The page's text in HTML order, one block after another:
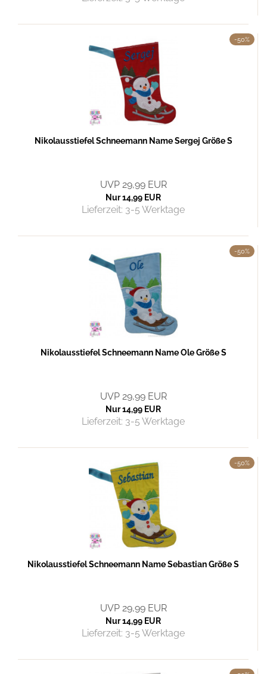
-50%
Nikolausstiefel Schneemann Name Sergej Größe S
UVP 29,99 EUR
Nur 14,99 EUR
Lieferzeit: 3-5 Werktage
-50%
Nikolausstiefel Schneemann Name Ole Größe S
UVP 29,99 EUR
Nur 14,99 EUR
Lieferzeit: 3-5 Werktage
-50%
Nikolausstiefel Schneemann Name Sebastian Größe S
UVP 29,99 EUR
Nur 14,99 EUR
Lieferzeit: 3-5 Werktage